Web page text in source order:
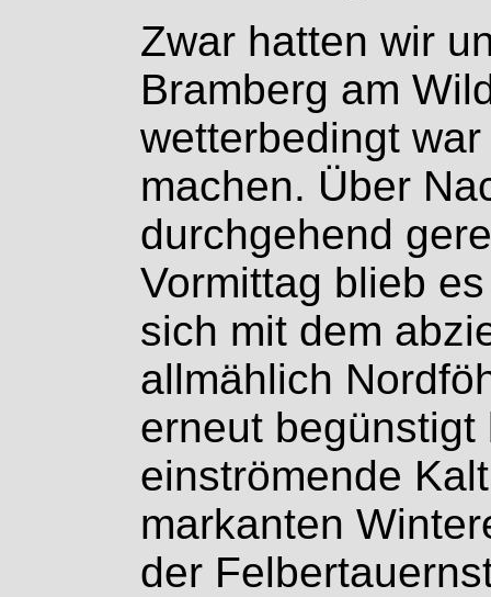
Zwar hatten wir
Bramberg am
wetterbedingt
machen. Über
durchgehend
Vormittag blieb
sich mit dem
allmählich
erneut begünstigt
einströmende
markanten
der